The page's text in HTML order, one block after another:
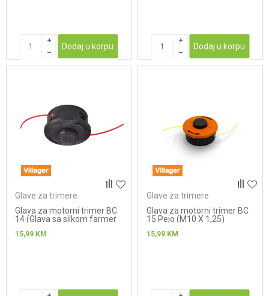
Dodaj u korpu Dodaj u korpu
Glave za trimere
Glava za motorni trimer BC
14 (Glava sa silkom farmer
15,99 KM
Glave za trimere
Glava za motorni trimer BC
15 Pejo (M10 X 1,25)
15,99 KM